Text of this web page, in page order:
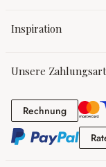
Inspiration
Unsere
Rechnung